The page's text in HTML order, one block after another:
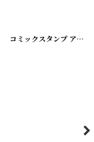
231007-21]
[231003-23]
[231003-12] [コミックスタンプ アンティークメタルスタンプ